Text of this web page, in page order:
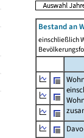
Bestand an
einschließlich